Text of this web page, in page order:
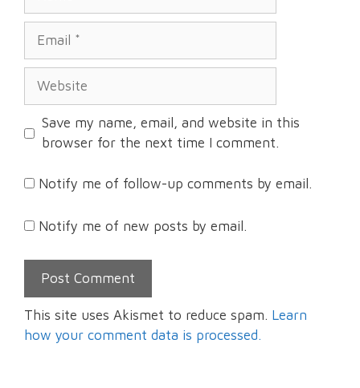
Website
Save my name, email, and website in this
browser for the next time I comment.
Notify me of follow-up comments by email.
Notify me of new posts by email.
This site uses Akismet to reduce spam. Learn
how your comment data is processed.